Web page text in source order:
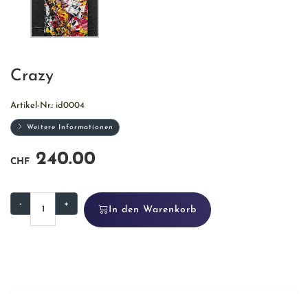
Crazy
Artikel-Nr.: id0004
Weitere Informationen
CHF 240.00
- +
In den Warenkorb